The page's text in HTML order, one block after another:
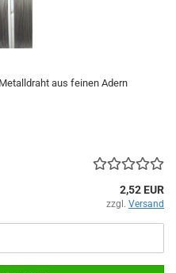
aus feinen Adern
2,52 EUR
zzgl. Versand